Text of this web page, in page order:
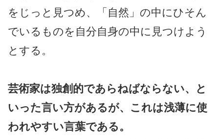
をじっと見つめ、「自然」の中にひそん
でいるものを自分自身の中に見つけよう
とする。
芸術家は独創的であらねばならない、と
いった言い方があるが、これは浅薄に使
われやすい言葉である。